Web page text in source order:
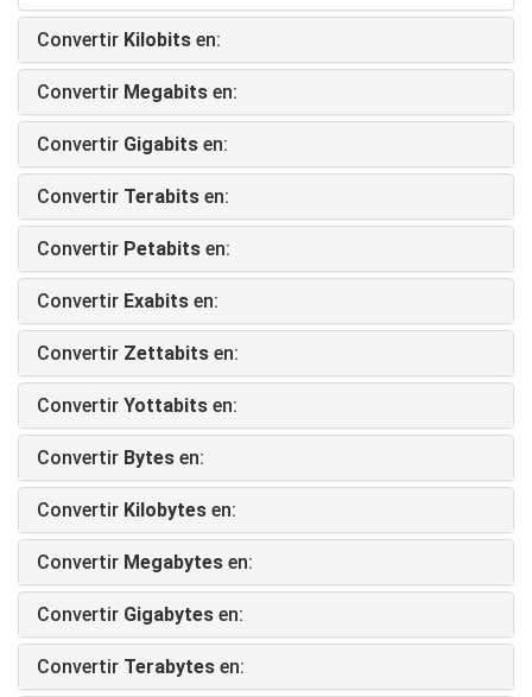
Convertir Kilobits en:
Convertir Megabits en:
Convertir Gigabits en:
Convertir Terabits en:
Convertir Petabits en:
Convertir Exabits en:
Convertir Zettabits en:
Convertir Yottabits en:
Convertir Bytes en:
Convertir Kilobytes en:
Convertir Megabytes en:
Convertir Gigabytes en:
Convertir Terabytes en: